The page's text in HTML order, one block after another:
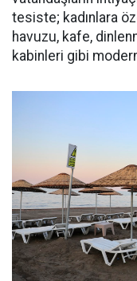
tesiste; kadınlara
havuzu, kafe,
kabinleri gibi